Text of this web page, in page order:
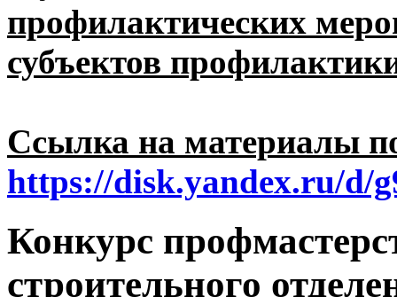
профилактических
субъектов
Ссылка на материалы
https://disk.yandex.ru/d/
Конкурс
строительного